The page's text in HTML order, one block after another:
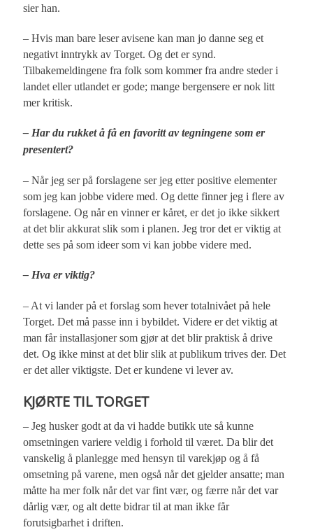
sier han.
– Hvis man bare leser avisene kan man jo danne seg et
negativt inntrykk av Torget. Og det er synd.
Tilbakemeldingene fra folk som kommer fra andre steder i
landet eller utlandet er gode; mange bergensere er nok litt
mer kritisk.
– Har du rukket å få en favoritt av tegningene som er
presentert?
– Når jeg ser på forslagene ser jeg etter positive elementer
som jeg kan jobbe videre med. Og dette finner jeg i flere av
forslagene. Og når en vinner er kåret, er det jo ikke sikkert
at det blir akkurat slik som i planen. Jeg tror det er viktig at
dette ses på som ideer som vi kan jobbe videre med.
– Hva er viktig?
– At vi lander på et forslag som hever totalnivået på hele
Torget. Det må passe inn i bybildet. Videre er det viktig at
man får installasjoner som gjør at det blir praktisk å drive
det. Og ikke minst at det blir slik at publikum trives der. Det
er det aller viktigste. Det er kundene vi lever av.
KJØRTE TIL TORGET
– Jeg husker godt at da vi hadde butikk ute så kunne
omsetningen variere veldig i forhold til været. Da blir det
vanskelig å planlegge med hensyn til varekjøp og å få
omsetning på varene, men også når det gjelder ansatte; man
måtte ha mer folk når det var fint vær, og færre når det var
dårlig vær, og alt dette bidrar til at man ikke får
forutsigbarhet i driften.